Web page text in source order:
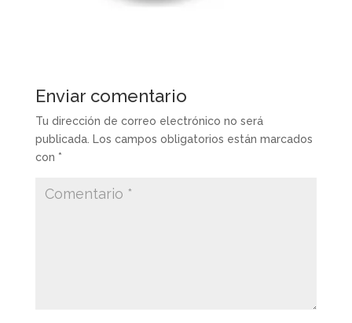
Enviar comentario
Tu dirección de correo electrónico no será
publicada. Los campos obligatorios están marcados
con *